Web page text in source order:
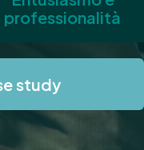
professionalità
study